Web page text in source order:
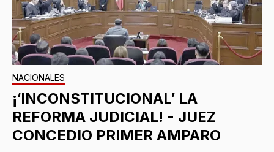
NACIONALES
¡‘INCONSTITUCIONAL’ LA
REFORMA JUDICIAL! - JUEZ
CONCEDIO PRIMER AMPARO